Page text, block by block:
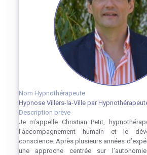
Nom Hypnothérapeute
Hypnose Villers-la-Ville par
Description brève
Je m’appelle Christian Petit,
l’accompagnement humain et le
conscience. Après plusieurs années
une approche centrée sur